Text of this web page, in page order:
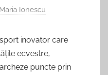
Maria Ionescu
inovator care
ecvestre,
puncte prin